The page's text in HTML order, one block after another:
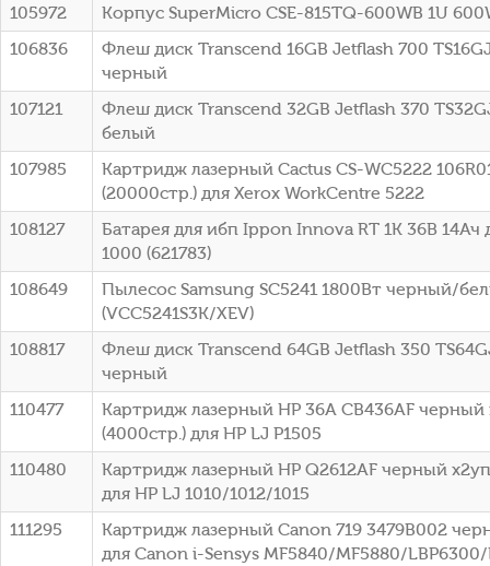
105972
Корпус SuperMicro CSE-815TQ-600WB 1U
106836
Флеш диск Transcend 16GB Jetflash 700
черный
107121
Флеш диск Transcend 32GB Jetflash 370
белый
107985
Картридж лазерный Cactus CS-WC5222
(20000стр.) для Xerox WorkCentre 5222
108127
Батарея для ибп Ippon Innova RT 1K 36В 14Ач
1000 (621783)
108649
Пылесос Samsung SC5241 1800Вт черный/
(VCC5241S3K/XEV)
108817
Флеш диск Transcend 64GB Jetflash 350
черный
110477
Картридж лазерный HP 36A CB436AF черный
(4000стр.) для HP LJ P1505
110480
Картридж лазерный HP Q2612AF черный
для HP LJ 1010/1012/1015
111295
Картридж лазерный Canon 719 3479B002
для Canon i-Sensys MF5840/MF5880/